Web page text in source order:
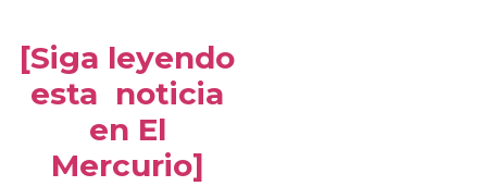
[Siga leyendo
esta noticia
en El
Mercurio]